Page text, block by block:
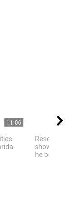
11:06
Rescued
shows
he bathes